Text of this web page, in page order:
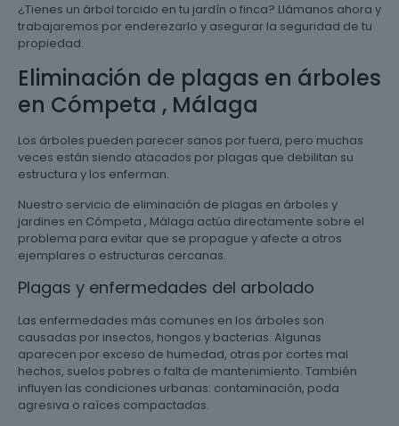
¿Tienes un árbol torcido en tu jardín o finca? Llámanos ahora y
trabajaremos por enderezarlo y asegurar la seguridad de tu
propiedad.
Eliminación de plagas en árboles
en Cómpeta , Málaga
Los árboles pueden parecer sanos por fuera, pero muchas
veces están siendo atacados por plagas que debilitan su
estructura y los enferman.
Nuestro servicio de eliminación de plagas en árboles y
jardines en Cómpeta , Málaga actúa directamente sobre el
problema para evitar que se propague y afecte a otros
ejemplares o estructuras cercanas.
Plagas y enfermedades del arbolado
Las enfermedades más comunes en los árboles son
causadas por insectos, hongos y bacterias. Algunas
aparecen por exceso de humedad, otras por cortes mal
hechos, suelos pobres o falta de mantenimiento. También
influyen las condiciones urbanas: contaminación, poda
agresiva o raíces compactadas.